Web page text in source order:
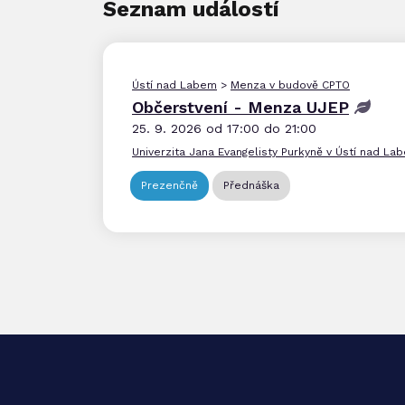
Seznam událostí
Ústí nad Labem > Menza v budově CPTO
Občerstvení - Menza UJEP
25. 9. 2026 od 17:00 do 21:00
Univerzita Jana Evangelisty Purkyně v Ústí nad
Prezenčně Přednáška